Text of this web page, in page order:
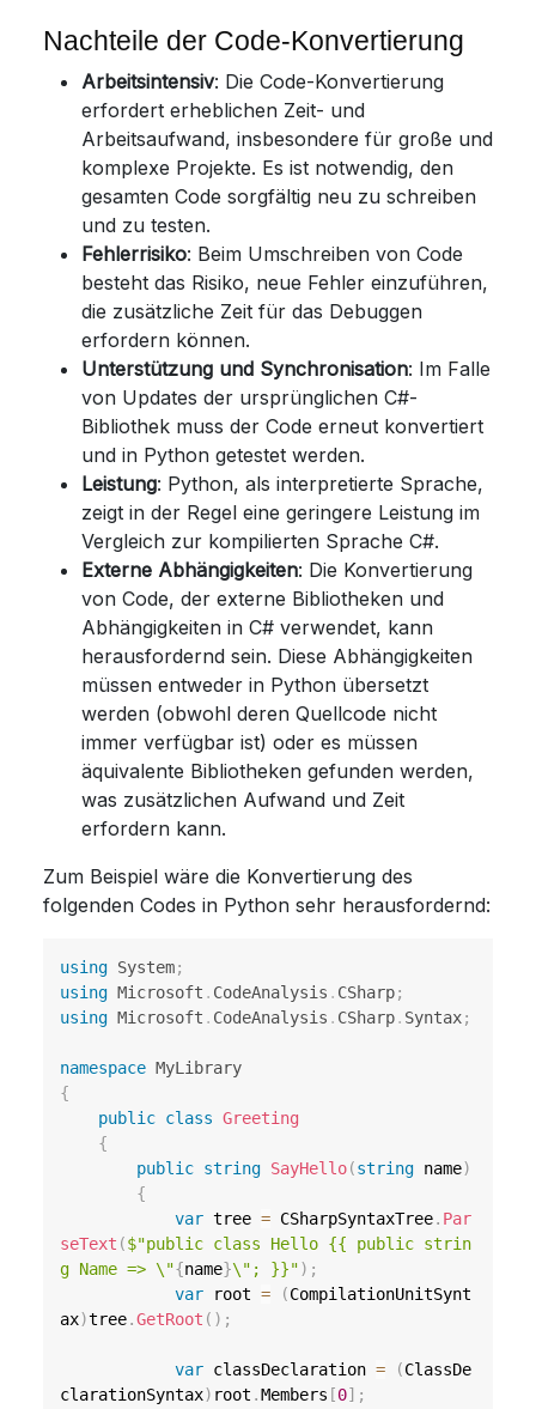
Nachteile der Code-Konvertierung
Arbeitsintensiv: Die Code-Konvertierung
erfordert erheblichen Zeit- und
Arbeitsaufwand, insbesondere für große und
komplexe Projekte. Es ist notwendig, den
gesamten Code sorgfältig neu zu schreiben
und zu testen.
Fehlerrisiko: Beim Umschreiben von Code
besteht das Risiko, neue Fehler einzuführen,
die zusätzliche Zeit für das Debuggen
erfordern können.
Unterstützung und Synchronisation: Im Falle
von Updates der ursprünglichen C#-
Bibliothek muss der Code erneut konvertiert
und in Python getestet werden.
Leistung: Python, als interpretierte Sprache,
zeigt in der Regel eine geringere Leistung im
Vergleich zur kompilierten Sprache C#.
Externe Abhängigkeiten: Die Konvertierung
von Code, der externe Bibliotheken und
Abhängigkeiten in C# verwendet, kann
herausfordernd sein. Diese Abhängigkeiten
müssen entweder in Python übersetzt
werden (obwohl deren Quellcode nicht
immer verfügbar ist) oder es müssen
äquivalente Bibliotheken gefunden werden,
was zusätzlichen Aufwand und Zeit
erfordern kann.
Zum Beispiel wäre die Konvertierung des
folgenden Codes in Python sehr herausfordernd:
using System;
using Microsoft . CodeAnalysis . CSharp;
using Microsoft . CodeAnalysis . CSharp. Syntax;
namespace MyLibrary
{
public class Greeting
{
public string SayHello(string name)
{
var tree = CSharpSyntaxTree. Par
seText ($"public class Hello {{ public strin
g Name => \"{name}\"; }}") ;
var root = (CompilationUnitSynt
ax)tree.GetRoot ( ) ;
var classDeclaration = (ClassDe
clarationSyntax) root .Members [0] ;